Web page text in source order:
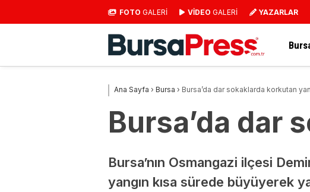
FOTO GALERİ VİDEO GALERİ YAZARLAR
Ana Sayfa › Bursa › Bursa’da dar sokaklarda korkutan
Bursa’da dar
Bursa’nın Osmangazi ilçesi
yangın kısa sürede büyüyerek